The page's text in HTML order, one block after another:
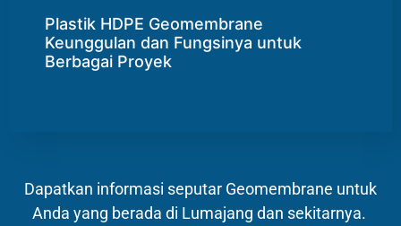
Plastik HDPE Geomembrane
Keunggulan dan Fungsinya untuk
Berbagai Proyek
Dapatkan informasi seputar Geomembrane untuk
Anda yang berada di Lumajang dan sekitarnya.